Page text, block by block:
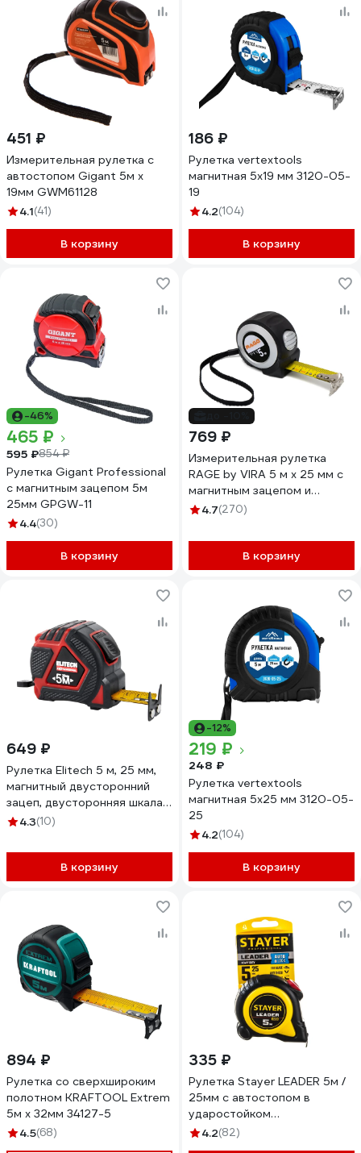
451 ₽
Измерительная рулетка с
автостопом Gigant 5м х
19мм GWM61128
4.1(41)
В корзину
186 ₽
Рулетка vertextools
магнитная 5х19 мм 3120-05-
19
4.2(104)
В корзину
-46%
465 ₽
595 ₽854 ₽
Рулетка Gigant Professional
с магнитным зацепом 5м
25мм GPGW-11
4.4(30)
В корзину
769 ₽
Измерительная рулетка
RAGE by VIRA 5 м х 25 мм с
магнитным зацепом и
автостопом 100048
4.7(270)
В корзину
649 ₽
Рулетка Elitech 5 м, 25 мм,
магнитный двусторонний
зацеп, двусторонняя шкала,
автостоп 310402 HD 207191
4.3(10)
В корзину
-12%
219 ₽
248 ₽
Рулетка vertextools
магнитная 5х25 мм 3120-05-
25
4.2(104)
В корзину
894 ₽
Рулетка со сверхшироким
полотном KRAFTOOL Extrem
5м х 32мм 34127-5
4.5(68)
335 ₽
Рулетка Stayer LEADER 5м /
25мм с автостопом в
ударостойком
обрезиненном корпусе
4.2(82)